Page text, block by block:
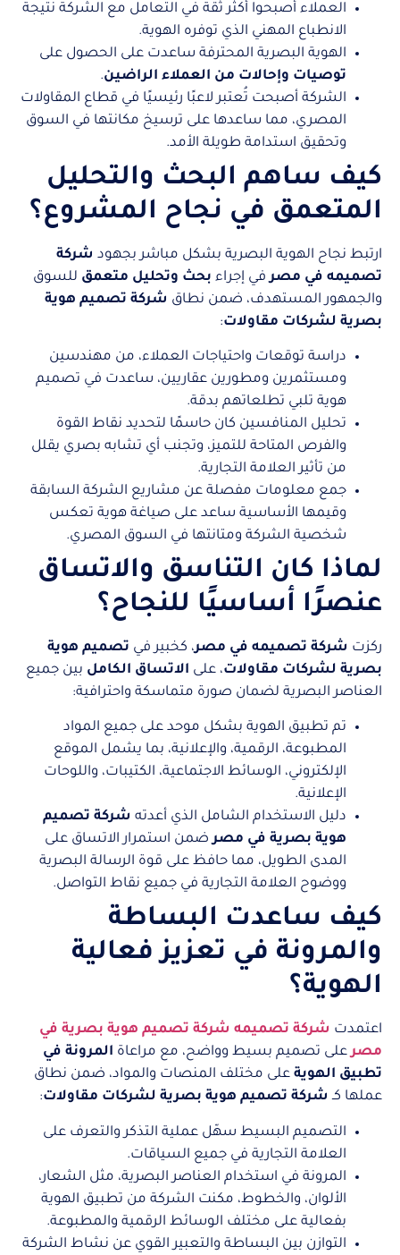
العملاء أصبحوا أكثر ثقة في التعامل مع الشركة نتيجة
الانطباع المهني الذي توفره الهوية.
الهوية البصرية المحترفة ساعدت على الحصول على
توصيات وإحالات من العملاء الراضين.
الشركة أصبحت تُعتبر لاعبًا رئيسيًا في قطاع المقاولات
المصري، مما ساعدها على ترسيخ مكانتها في السوق
وتحقيق استدامة طويلة الأمد.
كيف ساهم البحث والتحليل
المتعمق في نجاح المشروع؟
ارتبط نجاح الهوية البصرية بشكل مباشر بجهود شركة
تصميمه في مصرفي إجراء بحث وتحليل متعمق للسوق
والجمهور المستهدف، ضمن نطاق شركة تصميم هوية
بصرية لشركات مقاولات:
دراسة توقعات واحتياجات العملاء، من مهندسين
ومستثمرين ومطورين عقاريين، ساعدت في تصميم
هوية تلبي تطلعاتهم بدقة.
تحليل المنافسين كان حاسمًا لتحديد نقاط القوة
والفرص المتاحة للتميز، وتجنب أي تشابه بصري يقلل
من تأثير العلامة التجارية.
جمع معلومات مفصلة عن مشاريع الشركة السابقة
وقيمها الأساسية ساعد على صياغة هوية تعكس
شخصية الشركة ومتانتها في السوق المصري.
لماذا كان التناسق والاتساق
عنصرًا أساسيًا للنجاح؟
ركزت شركة تصميمه في مصر، كخبير في تصميم هوية
بصرية لشركات مقاولات، على الاتساق الكامل بين جميع
العناصر البصرية لضمان صورة متماسكة واحترافية:
تم تطبيق الهوية بشكل موحد على جميع المواد
المطبوعة، الرقمية، والإعلانية، بما يشمل الموقع
الإلكتروني، الوسائط الاجتماعية، الكتيبات، واللوحات
الإعلانية.
دليل الاستخدام الشامل الذي أعدته شركة تصميم
هوية بصرية في مصرضمن استمرار الاتساق على
المدى الطويل، مما حافظ على قوة الرسالة البصرية
ووضوح العلامة التجارية في جميع نقاط التواصل.
كيف ساعدت البساطة
والمرونة في تعزيز فعالية
الهوية؟
اعتمدت شركة تصميمه شركة تصميم هوية بصرية في
مصرعلى تصميم بسيط وواضح، مع مراعاة المرونة في
تطبيق الهوية على مختلف المنصات والمواد، ضمن نطاق
عملها كـ شركة تصميم هوية بصرية لشركات مقاولات:
التصميم البسيط سهّل عملية التذكر والتعرف على
العلامة التجارية في جميع السياقات.
المرونة في استخدام العناصر البصرية، مثل الشعار،
الألوان، والخطوط، مكنت الشركة من تطبيق الهوية
بفعالية على مختلف الوسائط الرقمية والمطبوعة.
التوازن بين البساطة والتعبير القوي عن نشاط الشركة